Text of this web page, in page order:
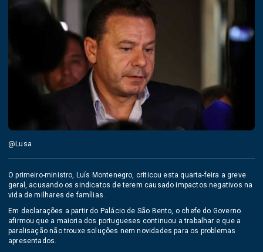
@Lusa
O primeiro-ministro, Luís Montenegro, criticou esta quarta-feira a greve
geral, acusando os sindicatos de terem causado impactos negativos na
vida de milhares de famílias.
Em declarações a partir do Palácio de São Bento, o chefe do Governo
afirmou que a maioria dos portugueses continuou a trabalhar e que a
paralisação não trouxe soluções nem novidades para os problemas
apresentados.